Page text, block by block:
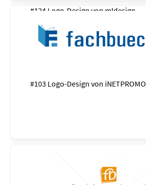
#124 Logo-Design von mldesign
#103 Logo-Design von iNETPROMO